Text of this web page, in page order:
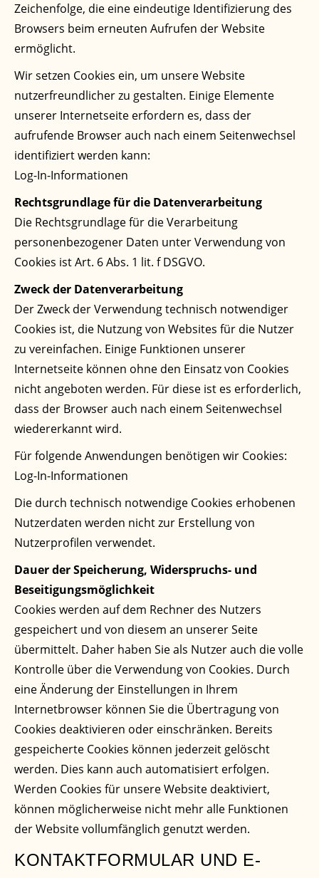
Zeichenfolge, die eine eindeutige Identifizierung des
Browsers beim erneuten Aufrufen der Website
ermöglicht.
Wir setzen Cookies ein, um unsere Website
nutzerfreundlicher zu gestalten. Einige Elemente
unserer Internetseite erfordern es, dass der
aufrufende Browser auch nach einem Seitenwechsel
identifiziert werden kann:
Log-In-Informationen
Rechtsgrundlage für die Datenverarbeitung
Die Rechtsgrundlage für die Verarbeitung
personenbezogener Daten unter Verwendung von
Cookies ist Art. 6 Abs. 1 lit. f DSGVO.
Zweck der Datenverarbeitung
Der Zweck der Verwendung technisch notwendiger
Cookies ist, die Nutzung von Websites für die Nutzer
zu vereinfachen. Einige Funktionen unserer
Internetseite können ohne den Einsatz von Cookies
nicht angeboten werden. Für diese ist es erforderlich,
dass der Browser auch nach einem Seitenwechsel
wiedererkannt wird.
Für folgende Anwendungen benötigen wir Cookies:
Log-In-Informationen
Die durch technisch notwendige Cookies erhobenen
Nutzerdaten werden nicht zur Erstellung von
Nutzerprofilen verwendet.
Dauer der Speicherung, Widerspruchs- und
Beseitigungsmöglichkeit
Cookies werden auf dem Rechner des Nutzers
gespeichert und von diesem an unserer Seite
übermittelt. Daher haben Sie als Nutzer auch die volle
Kontrolle über die Verwendung von Cookies. Durch
eine Änderung der Einstellungen in Ihrem
Internetbrowser können Sie die Übertragung von
Cookies deaktivieren oder einschränken. Bereits
gespeicherte Cookies können jederzeit gelöscht
werden. Dies kann auch automatisiert erfolgen.
Werden Cookies für unsere Website deaktiviert,
können möglicherweise nicht mehr alle Funktionen
der Website vollumfänglich genutzt werden.
KONTAKTFORMULAR UND E-